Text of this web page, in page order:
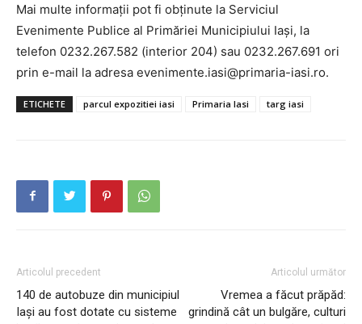
INFO IAȘI
Mai multe informații pot fi obținute la Serviciul
Evenimente Publice al Primăriei Municipiului Iași, la
telefon 0232.267.582 (interior 204) sau 0232.267.691 ori
prin e-mail la adresa evenimente.iasi@primaria-iasi.ro.
ETICHETE parcul expozitiei iasi Primaria Iasi targ iasi
Articolul precedent
140 de autobuze din municipiul
Iași au fost dotate cu sisteme
Articolul următor
Vremea a făcut prăpăd:
grindină cât un bulgăre, culturi